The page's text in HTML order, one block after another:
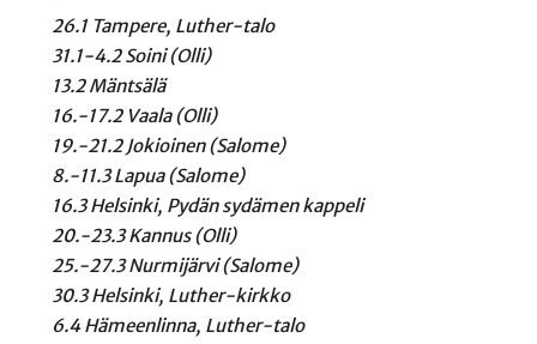
26.1 Tampere, Luther-talo
31.1-4.2 Soini (Olli)
13.2 Mäntsälä
16.-17.2 Vaala (Olli)
19.-21.2 Jokioinen (Salome)
8.-11.3 Lapua (Salome)
16.3 Helsinki, Pydän sydämen kappeli
20.-23.3 Kannus (Olli)
25.-27.3 Nurmijärvi (Salome)
30.3 Helsinki, Luther-kirkko
6.4 Hämeenlinna, Luther-talo